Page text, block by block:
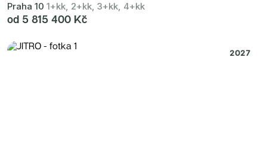
Praha 10 1+kk, 2+kk, 3+kk, 4+kk
od 5 815 400 Kč
2027